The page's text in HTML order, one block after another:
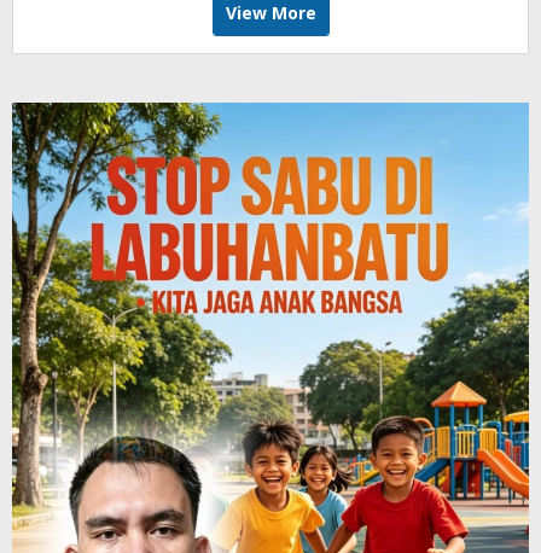
View More